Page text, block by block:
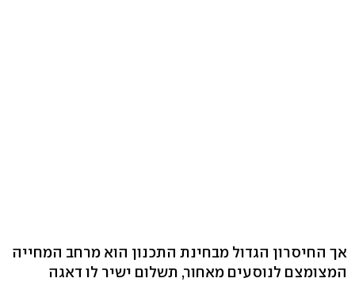
אך החיסרון הגדול מבחינת התכנון הוא מרחב המחייה
המצומצם לנוסעים מאחור, תשלום ישיר לו דאגה